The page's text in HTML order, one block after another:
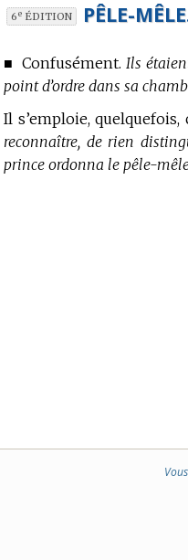
6e ÉDITION PÊLE-
■Confusément. Ils
point d’ordre dans sa
Il s’emploie,
reconnaître, de rien
prince ordonna le pêle-